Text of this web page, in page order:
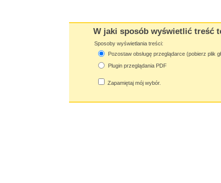
W jaki sposób wyświetlić treść
Sposoby wyświetlania treści:
Pozostaw obsługę przeglądarce (pobierz plik
Plugin przeglądania PDF
Zapamiętaj mój wybór.